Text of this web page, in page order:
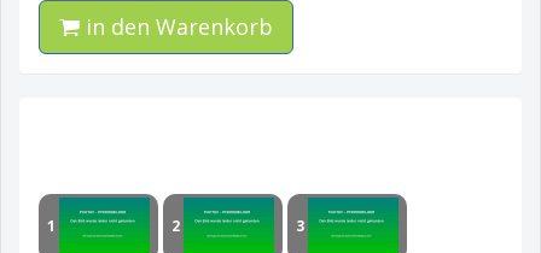
in den Warenkorb
1 2 3